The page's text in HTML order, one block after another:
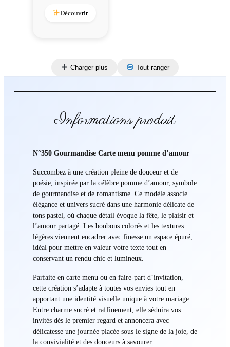
Découvrir
Charger plus Tout ranger
Informations produit
N°350 Gourmandise Carte menu pomme d’amour
Succombez à une création pleine de douceur et de
poésie, inspirée par la célèbre pomme d’amour, symbole
de gourmandise et de romantisme. Ce modèle associe
élégance et univers sucré dans une harmonie délicate de
tons pastel, où chaque détail évoque la fête, le plaisir et
l’amour partagé. Les bonbons colorés et les textures
légères viennent encadrer avec finesse un espace épuré,
idéal pour mettre en valeur votre texte tout en
conservant un rendu chic et lumineux.
Parfaite en carte menu ou en faire-part d’invitation,
cette création s’adapte à toutes vos envies tout en
apportant une identité visuelle unique à votre mariage.
Entre charme sucré et raffinement, elle séduira vos
invités dès le premier regard et annoncera avec
délicatesse une journée placée sous le signe de la joie, de
la convivialité et des douceurs à savourer.